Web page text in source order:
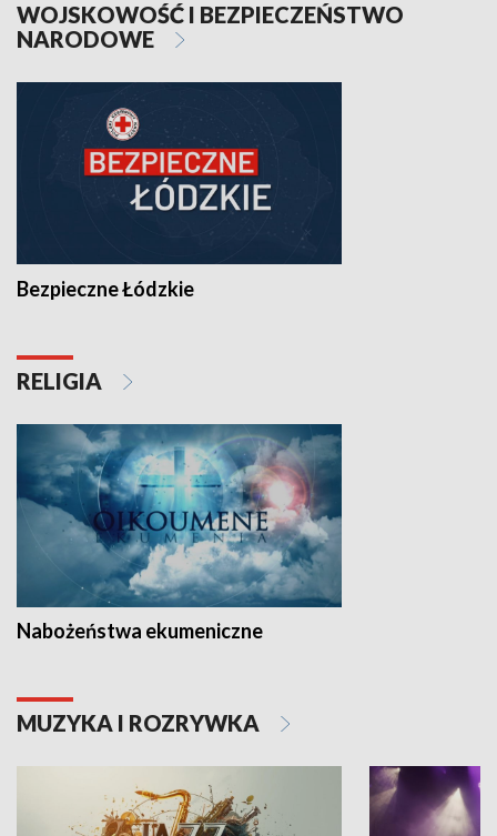
WOJSKOWOŚĆ I BEZPIECZEŃSTWO
NARODOWE
Bezpieczne Łódzkie
RELIGIA
Nabożeństwa ekumeniczne
MUZYKA I ROZRYWKA